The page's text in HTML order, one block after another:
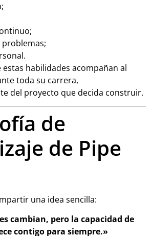
estas habilidades acompañan al
toda su carrera,
del proyecto que decida construir.
de
de Pipe
una idea sencilla:
cambian, pero la capacidad de
contigo para siempre.»